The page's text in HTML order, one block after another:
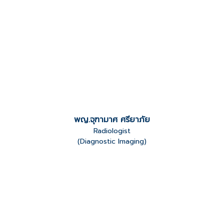
พญ.จุฑามาศ ศรียาภัย
Radiologist
(Diagnostic Imaging)